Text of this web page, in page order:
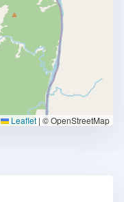
Leaflet | © OpenStreetMap